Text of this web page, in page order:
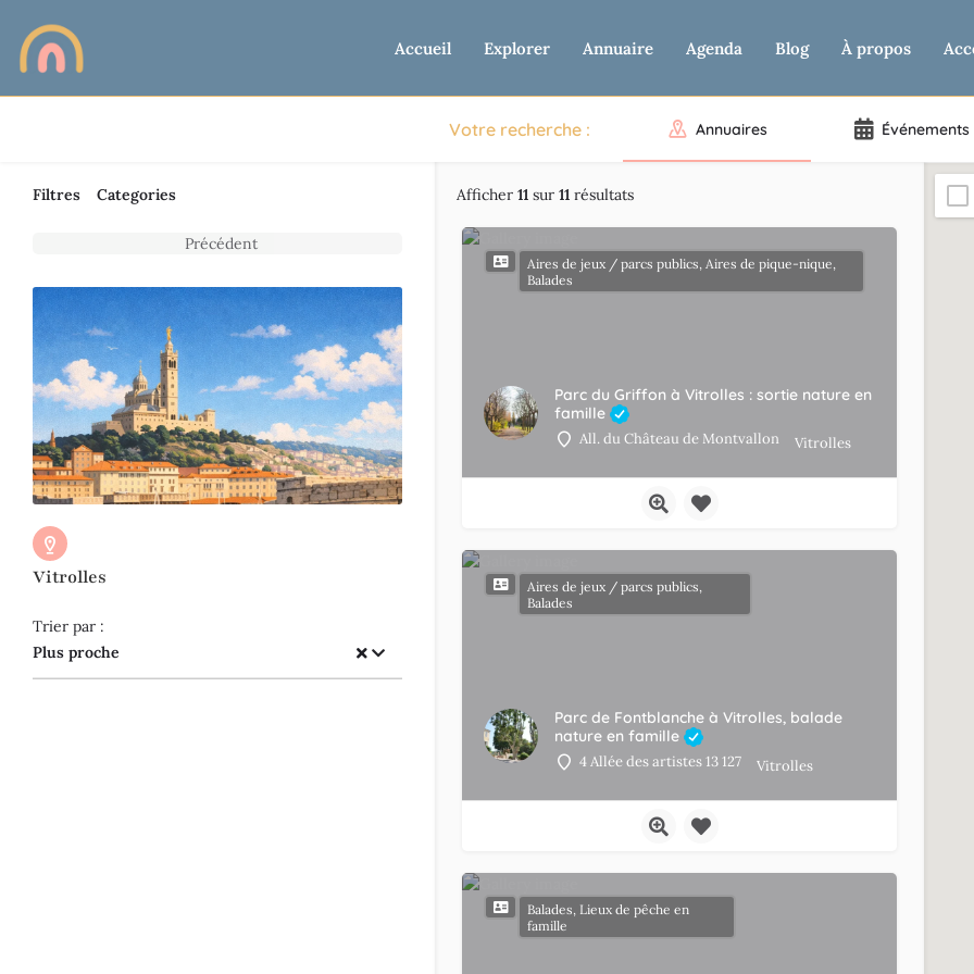
Accueil Explorer Annuaire Agenda Blog À propos
Votre recherche : Annuaires Événements
Filtres Categories
Précédent
Vitrolles
Plus proche
Trier par :
Afficher 11 sur 11 résultats
Parc du Griffon à Vitrolles : sortie nature en
famille
All. du Château de Montvallon Vitrolles
Aires de jeux / parcs publics, Aires de pique-nique,
Balades
Parc de Fontblanche à Vitrolles, balade
nature en famille
4 Allée des artistes 13 127 Vitrolles
Aires de jeux / parcs publics,
Balades
Balades, Lieux de pêche en
famille